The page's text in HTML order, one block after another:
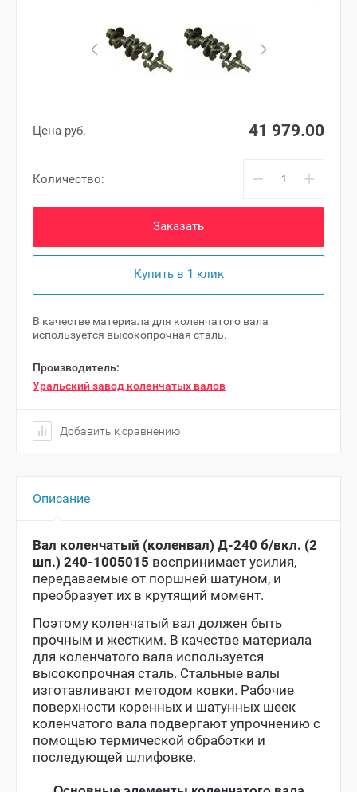
Цена руб. 41 979.00
Количество: − +
Заказать
Купить в 1 клик
В качестве материала для коленчатого вала
используется высокопрочная сталь.
Производитель:
Уральский завод коленчатых валов
Добавить к сравнению
Описание
Вал коленчатый (коленвал) Д-240 б/вкл. (2
шп.) 240-1005015 воспринимает усилия,
передаваемые от поршней шатуном, и
преобразует их в крутящий момент.
Поэтому коленчатый вал должен быть
прочным и жестким. В качестве материала
для коленчатого вала используется
высокопрочная сталь. Стальные валы
изготавливают методом ковки. Рабочие
поверхности коренных и шатунных шеек
коленчатого вала подвергают упрочнению с
помощью термической обработки и
последующей шлифовке.